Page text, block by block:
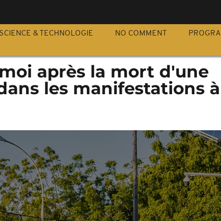
SCIENCE & TECHNOLOGIE NO COMMENT
après la mort d'une
les manifestations à